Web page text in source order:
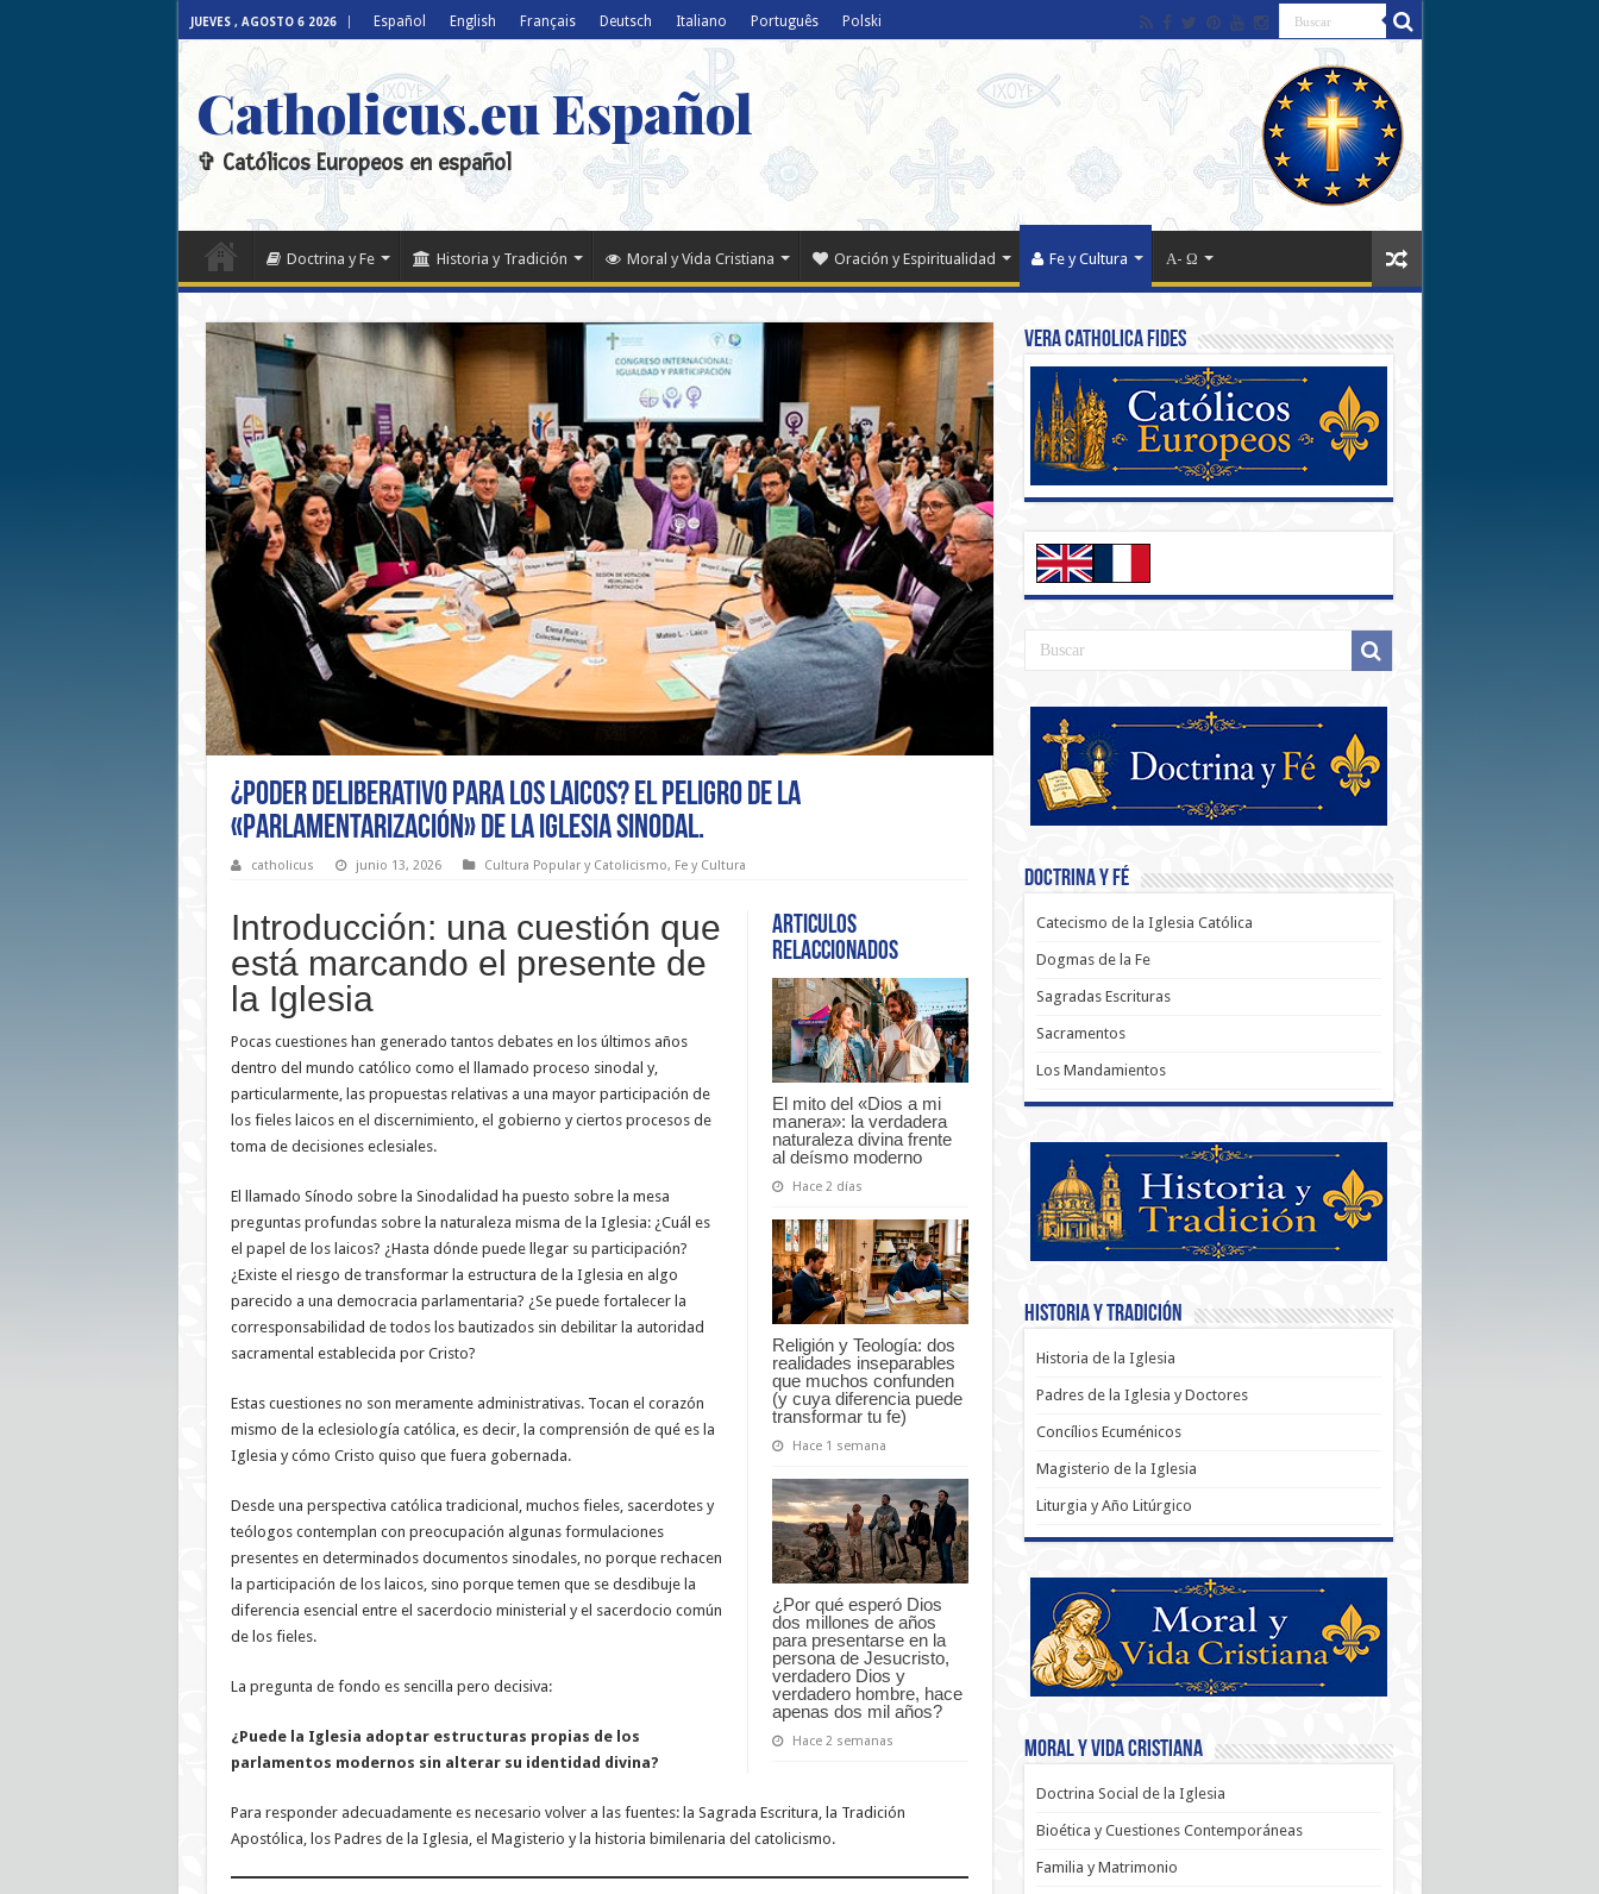
JUEVES , AGOSTO 6 2026 Español English Français Deutsch Italiano Português Polski
Catholicus.eu Español
✞ Católicos Europeos en español
Doctrina y Fe Historia y Tradición Moral y Vida Cristiana Oración y Espiritualidad Fe y Cultura Α- Ω
¿Poder deliberativo para los laicos? El peligro de la
«parlamentarización» de la Iglesia sinodal.
catholicus junio 13, 2026 Cultura Popular y Catolicismo, Fe y Cultura
Articulos
relaccionados
El mito del «Dios a mi
manera»: la verdadera
naturaleza divina frente
al deísmo moderno
Hace 2 días
Religión y Teología: dos
realidades inseparables
que muchos confunden
(y cuya diferencia puede
transformar tu fe)
Hace 1 semana
¿Por qué esperó Dios
dos millones de años
para presentarse en la
persona de Jesucristo,
verdadero Dios y
verdadero hombre, hace
apenas dos mil años?
Hace 2 semanas
Introducción: una cuestión que
está marcando el presente de
la Iglesia
Pocas cuestiones han generado tantos debates en los últimos años
dentro del mundo católico como el llamado proceso sinodal y,
particularmente, las propuestas relativas a una mayor participación de
los fieles laicos en el discernimiento, el gobierno y ciertos procesos de
toma de decisiones eclesiales.
El llamado Sínodo sobre la Sinodalidad ha puesto sobre la mesa
preguntas profundas sobre la naturaleza misma de la Iglesia: ¿Cuál es
el papel de los laicos? ¿Hasta dónde puede llegar su participación?
¿Existe el riesgo de transformar la estructura de la Iglesia en algo
parecido a una democracia parlamentaria? ¿Se puede fortalecer la
corresponsabilidad de todos los bautizados sin debilitar la autoridad
sacramental establecida por Cristo?
Estas cuestiones no son meramente administrativas. Tocan el corazón
mismo de la eclesiología católica, es decir, la comprensión de qué es la
Iglesia y cómo Cristo quiso que fuera gobernada.
Desde una perspectiva católica tradicional, muchos fieles, sacerdotes y
teólogos contemplan con preocupación algunas formulaciones
presentes en determinados documentos sinodales, no porque rechacen
la participación de los laicos, sino porque temen que se desdibuje la
diferencia esencial entre el sacerdocio ministerial y el sacerdocio común
de los fieles.
La pregunta de fondo es sencilla pero decisiva:
¿Puede la Iglesia adoptar estructuras propias de los
parlamentos modernos sin alterar su identidad divina?
Para responder adecuadamente es necesario volver a las fuentes: la Sagrada Escritura, la Tradición
Apostólica, los Padres de la Iglesia, el Magisterio y la historia bimilenaria del catolicismo.
Vera Catholica Fides
Doctrina y Fé
Catecismo de la Iglesia Católica
Dogmas de la Fe
Sagradas Escrituras
Sacramentos
Los Mandamientos
Historia y Tradición
Historia de la Iglesia
Padres de la Iglesia y Doctores
Concílios Ecuménicos
Magisterio de la Iglesia
Liturgia y Año Litúrgico
Moral y Vida Cristiana
Doctrina Social de la Iglesia
Bioética y Cuestiones Contemporáneas
Familia y Matrimonio